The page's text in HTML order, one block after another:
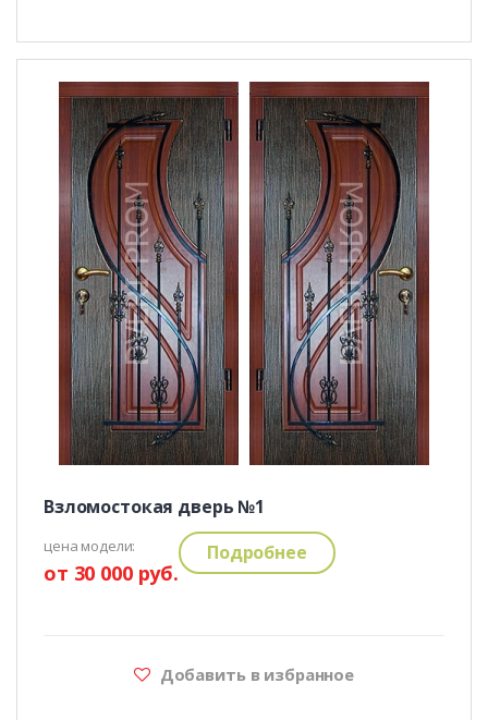
Взломостокая дверь №1
цена модели:
от 30 000 руб.
Подробнее
Добавить в избранное